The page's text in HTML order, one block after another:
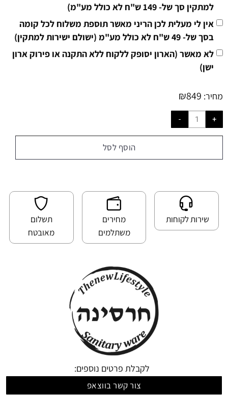
למתקין סך של- 149 ש"ח לא כולל מע"מ)
אין לי מעלית לכן הריני מאשר תוספת משלוח לכל קומה
בסך של- 49 ש"ח לא כולל מע"מ (ישולם ישירות למתקין)
לא מאשר (הארון יסופק ללקוח ללא התקנה או פירוק ארון
ישן)
מחיר: ₪849
הוסף לסל
שירות לקוחות
מחירים
משתלמים
תשלום
מאובטח
לקבלת פרטים נוספים:
צור קשר בווצאפ